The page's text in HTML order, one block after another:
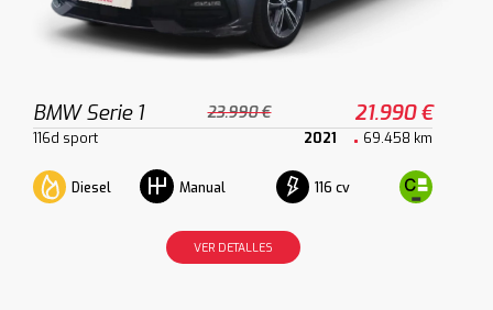
BMW Serie 1 23.990 € 21.990 €
116d sport 2021 69.458 km
Diesel Manual 116 cv
VER DETALLES